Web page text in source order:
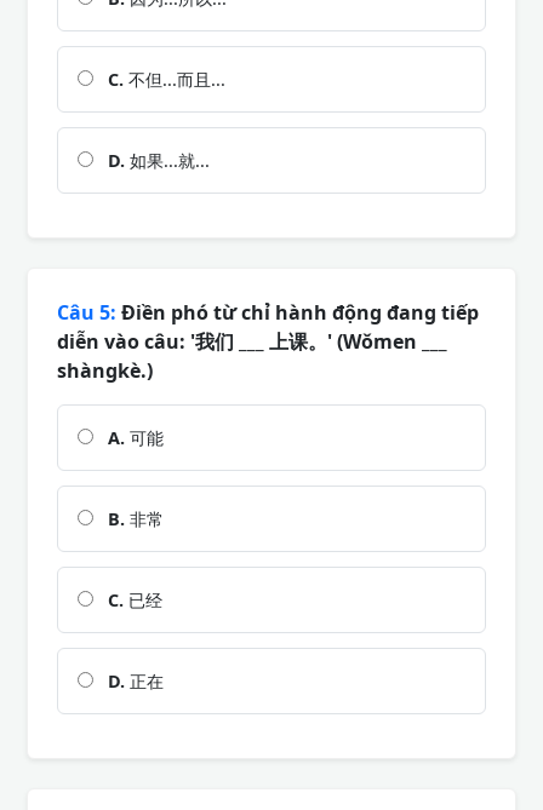
C. 不但...而且...
D. 如果...就...
Câu 5: Điền phó từ chỉ hành động đang tiếp
diễn vào câu: '我们 ___ 上课。' (Wǒmen ___
shàngkè.)
A. 可能
B. 非常
C. 已经
D. 正在